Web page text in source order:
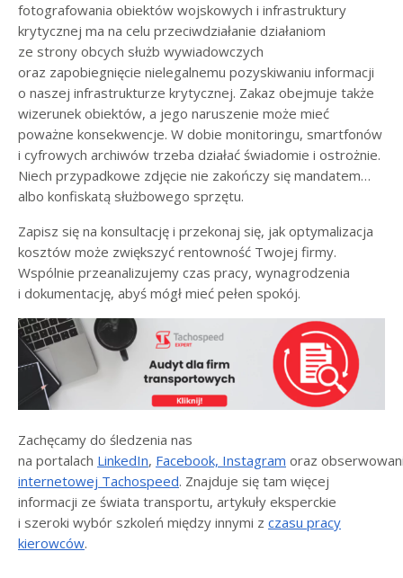
fotografowania obiektów wojskowych i infrastruktury
krytycznej ma na celu przeciwdziałanie działaniom
ze strony obcych służb wywiadowczych
oraz zapobiegnięcie nielegalnemu pozyskiwaniu informacji
o naszej infrastrukturze krytycznej. Zakaz obejmuje także
wizerunek obiektów, a jego naruszenie może mieć
poważne konsekwencje. W dobie monitoringu, smartfonów
i cyfrowych archiwów trzeba działać świadomie i ostrożnie.
Niech przypadkowe zdjęcie nie zakończy się mandatem…
albo konfiskatą służbowego sprzętu.
Zapisz się na konsultację i przekonaj się, jak optymalizacja
kosztów może zwiększyć rentowność Twojej firmy.
Wspólnie przeanalizujemy czas pracy, wynagrodzenia
i dokumentację, abyś mógł mieć pełen spokój.
Zachęcamy do śledzenia nas
na portalach LinkedIn, Facebook, Instagram oraz
internetowej Tachospeed. Znajduje się tam więcej
informacji ze świata transportu, artykuły eksperckie
i szeroki wybór szkoleń między innymi z czasu pracy
kierowców.